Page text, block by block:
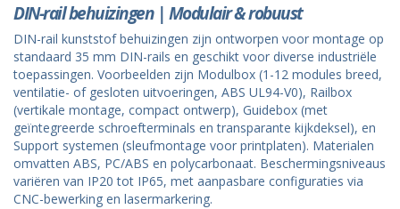
DIN-rail behuizingen | Modulair & robuust
DIN-rail kunststof behuizingen zijn ontworpen voor montage op
standaard 35 mm DIN-rails en geschikt voor diverse industriële
toepassingen. Voorbeelden zijn Modulbox (1-12 modules breed,
ventilatie- of gesloten uitvoeringen, ABS UL94-V0), Railbox
(vertikale montage, compact ontwerp), Guidebox (met
geïntegreerde schroefterminals en transparante kijkdeksel), en
Support systemen (sleufmontage voor printplaten). Materialen
omvatten ABS, PC/ABS en polycarbonaat. Beschermingsniveaus
variëren van IP20 tot IP65, met aanpasbare configuraties via
CNC-bewerking en lasermarkering.